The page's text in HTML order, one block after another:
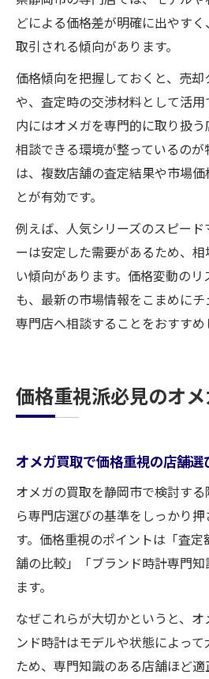
どによる価格差が明確に出やす
取引される傾向があります。
価格傾向を把握しておくと、売
や、査定時の交渉材料として活
内にはオメガを専門的に取り扱
相談できる環境が整っているの
は、複数店舗の査定結果や市場
とが有効です。
例えば、人気シリーズのスピー
ーは安定した需要があるため、
い傾向があります。価格変動の
も、最新の市場情報をこまめに
専門店へ相談することをおすすめ
価格重視派必見のオ
オメガ買取で価格重視の店舗選
オメガの買取を静岡市で検討す
ら専門店選びの基準をしっかり
す。価格重視のポイントは「査
舗の比較」「ブランド時計専門
ます。
なぜこれらが大切かというと、
ンド時計はモデルや状態によっ
ため、専門知識のある店舗ほど